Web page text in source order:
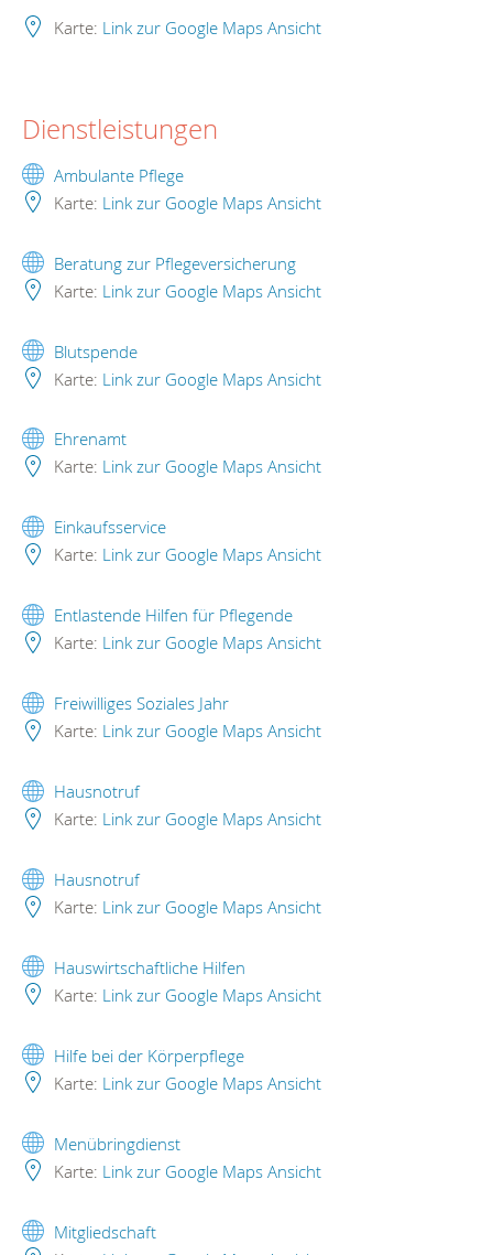
Karte: Link zur Google Maps Ansicht
Dienstleistungen
Ambulante Pflege
Karte: Link zur Google Maps Ansicht
Beratung zur Pflegeversicherung
Karte: Link zur Google Maps Ansicht
Blutspende
Karte: Link zur Google Maps Ansicht
Ehrenamt
Karte: Link zur Google Maps Ansicht
Einkaufsservice
Karte: Link zur Google Maps Ansicht
Entlastende Hilfen für Pflegende
Karte: Link zur Google Maps Ansicht
Freiwilliges Soziales Jahr
Karte: Link zur Google Maps Ansicht
Hausnotruf
Karte: Link zur Google Maps Ansicht
Hausnotruf
Karte: Link zur Google Maps Ansicht
Hauswirtschaftliche Hilfen
Karte: Link zur Google Maps Ansicht
Hilfe bei der Körperpflege
Karte: Link zur Google Maps Ansicht
Menübringdienst
Karte: Link zur Google Maps Ansicht
Mitgliedschaft